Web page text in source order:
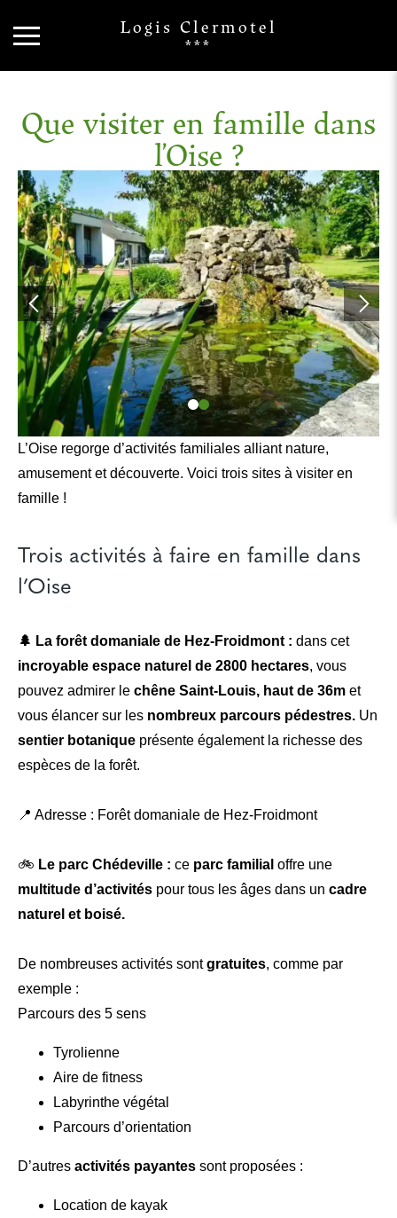
Logis Clermotel
***
Que visiter en famille dans
l’Oise ?
L’Oise regorge d’activités familiales alliant nature,
amusement et découverte. Voici trois sites à visiter en
famille !
Trois activités à faire en famille dans
l’Oise
🌲 La forêt domaniale de Hez-Froidmont : dans cet
incroyable espace naturel de 2800 hectares, vous
pouvez admirer le chêne Saint-Louis, haut de 36m et
vous élancer sur les nombreux parcours pédestres. Un
sentier botanique présente également la richesse des
espèces de la forêt.
📍 Adresse : Forêt domaniale de Hez-Froidmont
🚲 Le parc Chédeville : ce parc familial offre une
multitude d’activités pour tous les âges dans un cadre
naturel et boisé.
De nombreuses activités sontgratuites, comme par
exemple :
Parcours des 5 sens
Tyrolienne
Aire de fitness
Labyrinthe végétal
Parcours d’orientation
D’autres activités payantes sont proposées :
Location de kayak